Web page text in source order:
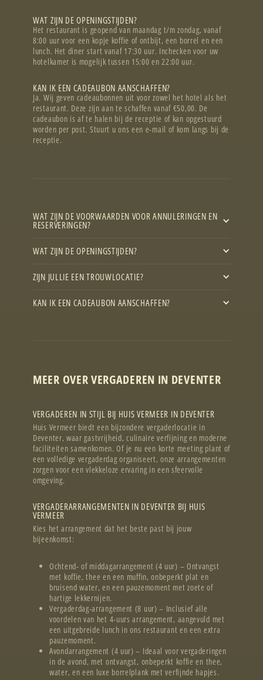
WAT ZIJN DE OPENINGSTIJDEN?
Het restaurant is geopend van maandag t/m zondag, vanaf
8:00 uur voor een kopje koffie of ontbijt, een borrel en een
lunch. Het diner start vanaf 17:30 uur. Inchecken voor uw
hotelkamer is mogelijk tussen 15:00 en 22:00 uur.
KAN IK EEN CADEAUBON AANSCHAFFEN?
Ja. Wij geven cadeaubonnen uit voor zowel het hotel als het
restaurant. Deze zijn aan te schaffen vanaf €50,00. De
cadeaubon is af te halen bij de receptie of kan opgestuurd
worden per post. Stuurt u ons een e-mail of kom langs bij de
receptie.
WAT ZIJN DE VOORWAARDEN VOOR ANNULERINGEN EN
RESERVERINGEN?
WAT ZIJN DE OPENINGSTIJDEN?
ZIJN JULLIE EEN TROUWLOCATIE?
KAN IK EEN CADEAUBON AANSCHAFFEN?
MEER OVER VERGADEREN IN DEVENTER
VERGADEREN IN STIJL BIJ HUIS VERMEER IN DEVENTER
Huis Vermeer biedt een bijzondere vergaderlocatie in
Deventer, waar gastvrijheid, culinaire verfijning en moderne
faciliteiten samenkomen. Of je nu een korte meeting plant of
een volledige vergaderdag organiseert, onze arrangementen
zorgen voor een vlekkeloze ervaring in een sfeervolle
omgeving.
VERGADERARRANGEMENTEN IN DEVENTER BIJ HUIS
VERMEER
Kies het arrangement dat het beste past bij jouw
bijeenkomst:
Ochtend- of middagarrangement (4 uur) – Ontvangst
met koffie, thee en een muffin, onbeperkt plat en
bruisend water, en een pauzemoment met zoete of
hartige lekkernijen.
Vergaderdag-arrangement (8 uur) – Inclusief alle
voordelen van het 4-uurs arrangement, aangevuld met
een uitgebreide lunch in ons restaurant en een extra
pauzemoment.
Avondarrangement (4 uur) – Ideaal voor vergaderingen
in de avond, met ontvangst, onbeperkt koffie en thee,
water, en een luxe borrelplank met verfijnde hapjes.